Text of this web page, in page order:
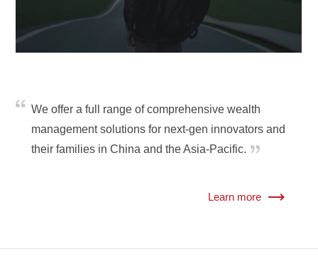
We offer a full range of comprehensive wealth
management solutions for next-gen innovators and
their families in China and the Asia-Pacific.
Learn more